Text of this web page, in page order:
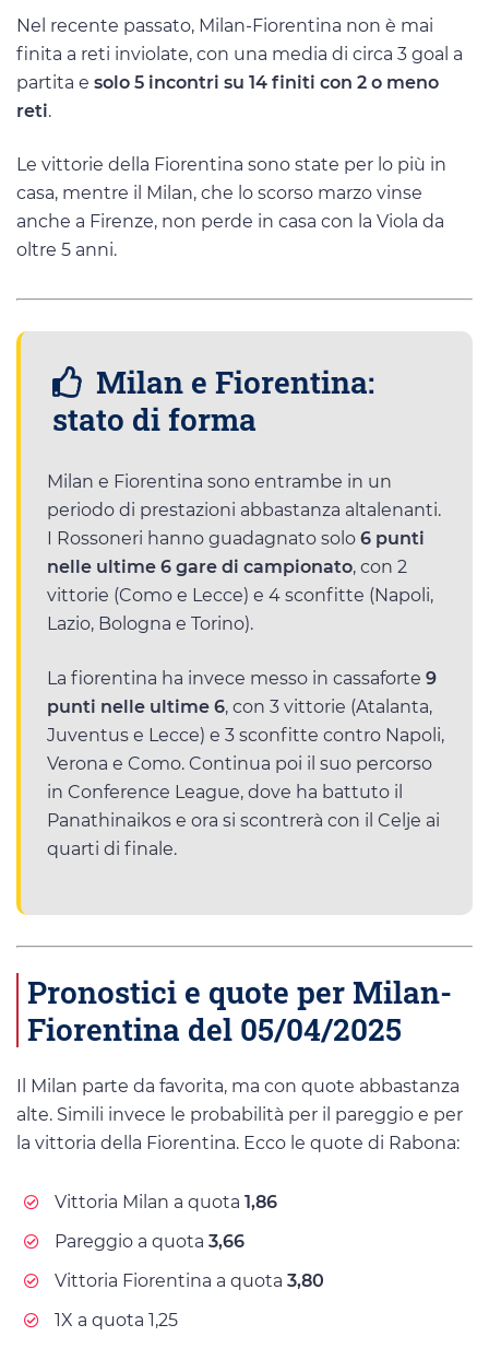
Nel recente passato, Milan-Fiorentina non è mai
finita a reti inviolate, con una media di circa 3 goal a
partita e solo 5 incontri su 14 finiti con 2 o meno
reti.
Le vittorie della Fiorentina sono state per lo più in
casa, mentre il Milan, che lo scorso marzo vinse
anche a Firenze, non perde in casa con la Viola da
oltre 5 anni.
Milan e Fiorentina:
stato di forma
Milan e Fiorentina sono entrambe in un
periodo di prestazioni abbastanza altalenanti.
I Rossoneri hanno guadagnato solo 6 punti
nelle ultime 6 gare di campionato, con 2
vittorie (Como e Lecce) e 4 sconfitte (Napoli,
Lazio, Bologna e Torino).
La fiorentina ha invece messo in cassaforte 9
punti nelle ultime 6, con 3 vittorie (Atalanta,
Juventus e Lecce) e 3 sconfitte contro Napoli,
Verona e Como. Continua poi il suo percorso
in Conference League, dove ha battuto il
Panathinaikos e ora si scontrerà con il Celje ai
quarti di finale.
Pronostici e quote per Milan-
Fiorentina del 05/04/2025
Il Milan parte da favorita, ma con quote abbastanza
alte. Simili invece le probabilità per il pareggio e per
la vittoria della Fiorentina. Ecco le quote di Rabona:
Vittoria Milan a quota 1,86
Pareggio a quota 3,66
Vittoria Fiorentina a quota 3,80
1X a quota 1,25